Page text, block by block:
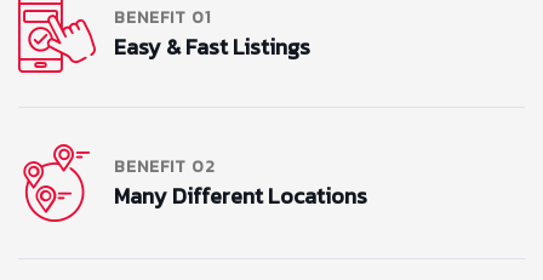
BENEFIT 01
Easy & Fast Listings
BENEFIT 02
Many Different Locations